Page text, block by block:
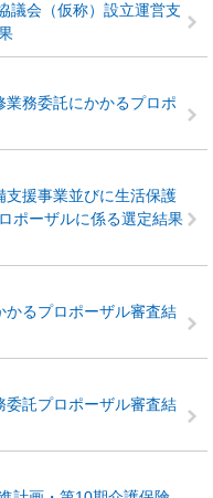
議会（仮称）設立運営支
務委託にかかるプロポ
援事業並びに生活保護
ポーザルに係る選定結果
るプロポーザル審査結
託プロポーザル審査結